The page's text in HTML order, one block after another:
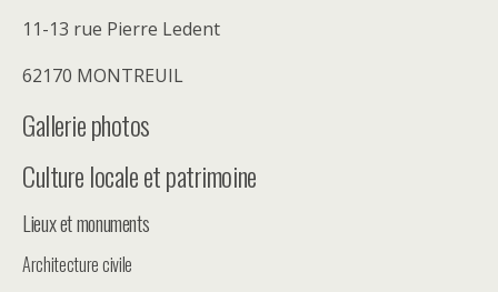
11-13 rue Pierre Ledent
62170 MONTREUIL
Gallerie photos
Culture locale et patrimoine
Lieux et monuments
Architecture civile